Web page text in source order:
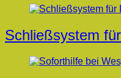
Schließsystem